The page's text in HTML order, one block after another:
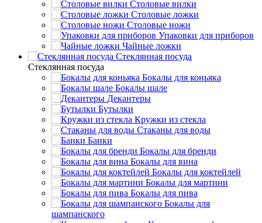
Столовые вилки
Столовые ложки
Столовые ножи
Упаковки для приборов
Чайные ложки
Стеклянная посуда
Стеклянная посуда
Бокалы для коньяка
Бокалы шале
Декантеры
Бутылки
Кружки из стекла
Стаканы для воды
Банки
Бокалы для бренди
Бокалы для вина
Бокалы для коктейлей
Бокалы для мартини
Бокалы для пива
Бокалы для
шампанского